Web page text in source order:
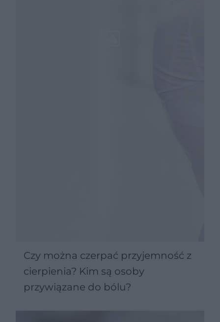
Czy można czerpać przyjemność z
cierpienia? Kim są osoby
przywiązane do bólu?